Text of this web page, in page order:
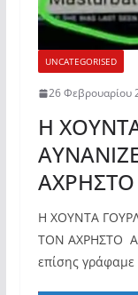
UNCATEGORISED
26 Φεβρουαρίου
Η
ΑΧΡΗΣΤΟ
Η ΧΟΥΝΤΑ
ΤΟΝ ΑΧΡΗΣΤΟ
επίσης γράφαμε